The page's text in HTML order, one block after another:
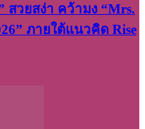
สวยสง่า คว้ามง “Mrs.
ภายใต้แนวคิด Rise